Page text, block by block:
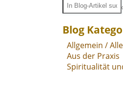
Blog
Allgemein / Alle
Aus der Praxis
Spiritualität